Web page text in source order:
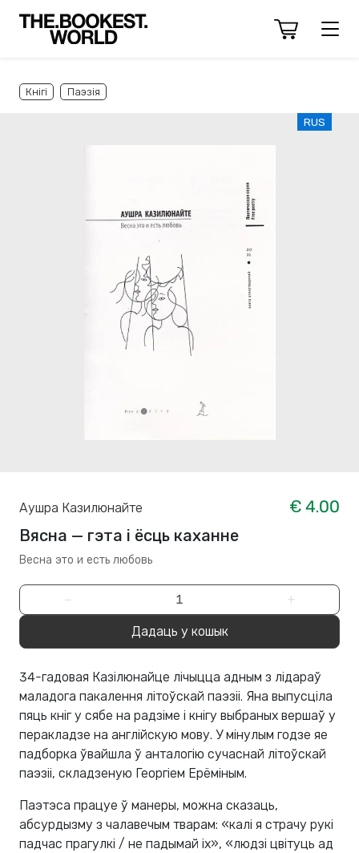
Кнігі Паэзія
RUS
Аушра Казилюнайте
€ 4.00
Вясна — гэта і ёсць каханне
Весна это и есть любовь
− +
Дадаць у кошык
34-гадовая Казілюнайце лічыцца адным з лідараў
маладога пакалення літоўскай паэзіі. Яна выпусціла
пяць кніг у сябе на радзіме і кнігу выбраных вершаў у
перакладзе на англійскую мову. У мінулым годзе яе
падборка ўвайшла ў анталогію сучаснай літоўскай
паэзіі, складзеную Георгіем Ерёміным.
Паэтэса працуе ў манеры, можна сказаць,
абсурдызму з чалавечым тварам: «калі я страчу рукі
падчас прагулкі / не падымай іх», «людзі цвітуць ад